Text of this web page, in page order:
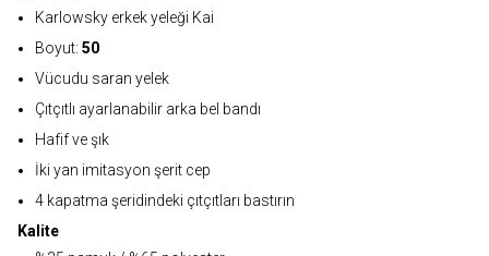
Karlowsky erkek yeleği Kai
Boyut: 50
Vücudu saran yelek
Çıtçıtlı ayarlanabilir arka bel bandı
Hafif ve şık
İki yan imitasyon şerit cep
4 kapatma şeridindeki çıtçıtları bastırın
Kalite